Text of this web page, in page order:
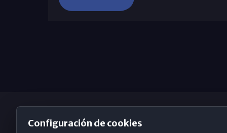
Configuración de cookies